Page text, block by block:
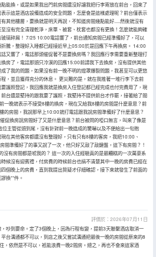
能換，或是如果我出門前房間還沒好讓我把行李寄放在前台，回來了
示這是酒店設備造成的安全問題，怎麼會是這樣處理呢？前台僅表示
其他樓層，要換就是明天再說，不知道房間幾點能好.....然後就沒有
沒有完全清理乾淨，床單、被套、枕套也都沒有更換！怎麼就能夠確
璃碎屑！ 7/25 10:00電話響了，前台通知房間已經準備好了，可以
騰，整理好入睡都已經接近早上05:00於是回應下午再換房。 14:00
又響了，電話那頭催促著不是要換房嗎？我回應行李需要重新整理打
房了，電話那頭只冷漠的回應15:00前請我下去換房，沒有提供其他
了我的問題，如果沒有前一晚不明的燈罩爆裂問題，我甚至可以更悠
，並且獲得充分的休息。 更災難的是，就在我推著一堆行李下去前
護照登記，我回應我就是換房入住登記都已經完成也付完費用了，現
台還是堅持的跟我要了護照，我堅持不提供前台才作罷，接著給了間
一晚就表示不接受8樓的換房，現在又給我8樓的房間是什麼意思？前
的房間，我說那早上10:00就打電話跟我說房間準備好了什麼意思？
促換房說房間好了又是什麼意思？前台被問的啞口無言，叫來了像是
位主管從頭到尾，沒有針對前一晚造成的驚嚇以及不便給出一句抱
在其他客房都還沒有整理好，只有只有8樓的客房，我把10:00、
間準備好了的事又說了一次，他只好又敲了敲鍵盤，這下有房間？！
沒有房間都是唬我的？ 這一次的入住經驗真的是最糟糕的一次萬豪系
候沒有迎賓禮，付房費的時候前台也搞不清楚其中一晚的房費已經在
個晚上的房費，直到我提出質疑才仔細確認，接下來就發生了前面的
換**件。
評價於：2026年07月11日
吵到要命。定了3個晚上，因為行程有變，提前3天聯繫酒店取消一
台溝通都不可以，到店之後又嘗試溝通把最後一晚的房間從原來的8
，依然是不可以，衹能浪費一晚2間房。總之，再也不會來這家酒